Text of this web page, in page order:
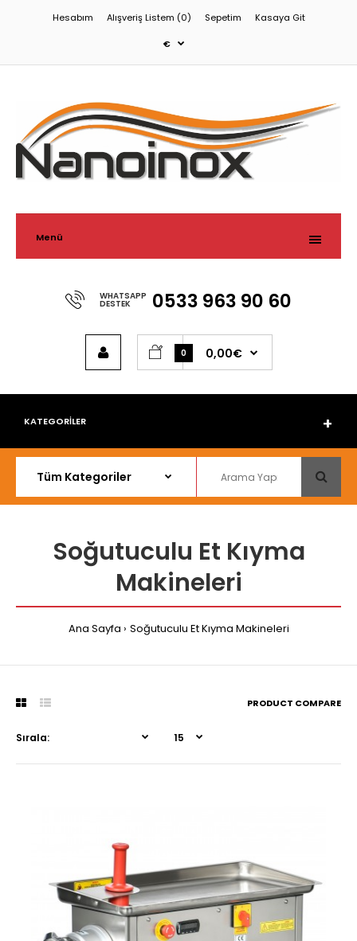
Hesabım Alışveriş Listem (0) Sepetim Kasaya Git
€
Menü
WHATSAPP
DESTEK 0533 963 90 60
0 0,00€
KATEGORİLER
Soğutuculu Et Kıyma
Makineleri
Ana Sayfa Soğutuculu Et Kıyma Makineleri
PRODUCT COMPARE